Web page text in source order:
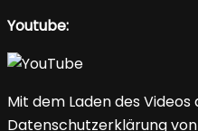
Youtube:
Mit dem Laden des
Datenschutzerklärung von